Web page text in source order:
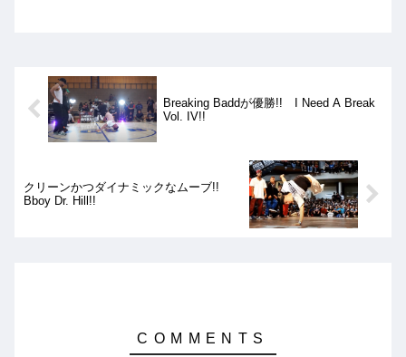
Breaking Baddが優勝!! I Need A Break
Vol. IV!!
クリーンかつダイナミックなムーブ!!
Bboy Dr. Hill!!